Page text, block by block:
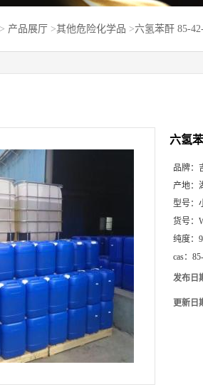
> 产品展厅 >其他危险化学品 >六氢苯酐 85-
六氢
品牌：
产地：
型号：
货号：
纯度：
cas：
发布日
更新日